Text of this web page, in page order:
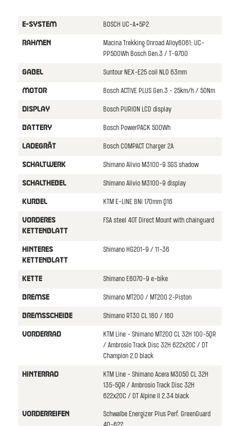
E-SYSTEM BOSCH UC-A+5P2
RAHMEN
Macina Trekking Onroad Alloy6061; UC-
PP500Wh Bosch Gen.3 / T-9700
GABEL Suntour NEX-E25 coil NLO 63mm
MOTOR Bosch ACTIVE PLUS Gen.3 - 25km/h / 50Nm
DISPLAY Bosch PURION LCD display
BATTERY Bosch PowerPACK 500Wh
LADEGRÄT Bosch COMPACT Charger 2A
SCHALTWERK Shimano Alivio M3100-9 SGS shadow
SCHALTHEBEL Shimano Alivio M3100-9 display
KURBEL KTM E-LINE BNI 170mm Q16
VORDERES
KETTENBLATT
FSA steel 40T Direct Mount with chainguard
HINTERES
KETTENBLATT
Shimano HG201-9 / 11-36
KETTE Shimano E6070-9 e-bike
BREMSE Shimano MT200 / MT200 2-Piston
BREMSSCHEIBE Shimano RT30 CL 180 / 160
VORDERRAD
KTM Line - Shimano MT200 CL 32H 100-5QR
/ Ambrosio Track Disc 32H 622x20C / DT
Champion 2.0 black
HINTERRAD
KTM Line - Shimano Acera M3050 CL 32H
135-5QR / Ambrosio Track Disc 32H
622x20C / DT Alpine II 2.34 black
VORDERREIFEN
Schwalbe Energizer Plus Perf. GreenGuard